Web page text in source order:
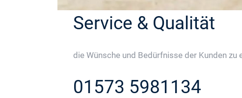
Service & Qualität
die Wünsche und Bedürfnisse der Kunden zu
01573 5981134